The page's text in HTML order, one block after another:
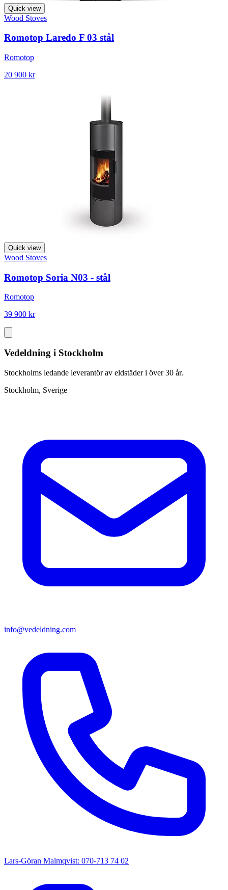
Quick view
Wood Stoves
Romotop Laredo F 03 stål
Romotop
20 900 kr
Quick view
Wood Stoves
Romotop Soria N03 - stål
Romotop
39 900 kr
Vedeldning i Stockholm
Stockholms ledande leverantör av eldstäder i över 30 år.
Stockholm, Sverige
info@vedeldning.com
Lars-Göran Malmqvist: 070-713 74 02